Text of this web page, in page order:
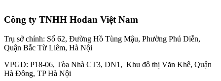
Công ty TNHH Hodan Việt Nam
Trụ sở chính: Số 62, Đường Hồ Tùng Mậu, Phường Phú Diễn,
Quận Bắc Từ Liêm, Hà Nội
VPGD: P18-06, Tòa Nhà CT3, DN1, Khu đô thị Văn Khê, Quận
Hà Đông, TP Hà Nội